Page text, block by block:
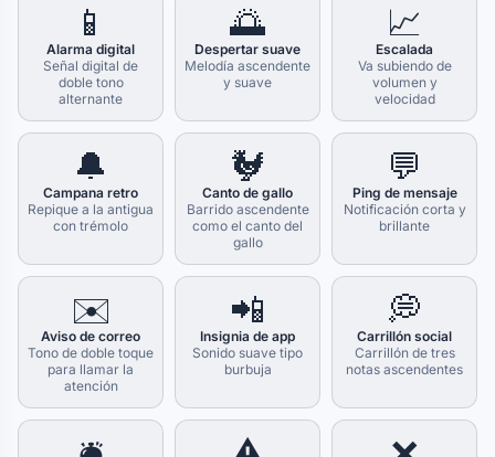
📱
Alarma digital
Señal digital de
doble tono
alternante
🌅
Despertar suave
Melodía ascendente
y suave
📈
Escalada
Va subiendo de
volumen y
velocidad
🔔
Campana retro
Repique a la antigua
con trémolo
🐓
Canto de gallo
Barrido ascendente
como el canto del
gallo
💬
Ping de mensaje
Notificación corta y
brillante
✉️
Aviso de correo
Tono de doble toque
para llamar la
atención
📲
Insignia de app
Sonido suave tipo
burbuja
💭
Carrillón social
Carrillón de tres
notas ascendentes